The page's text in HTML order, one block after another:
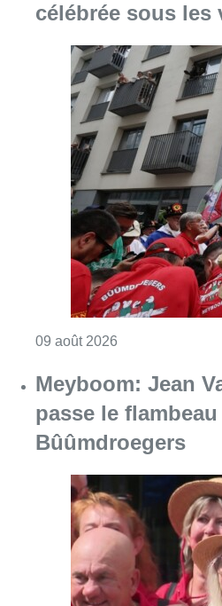
célébrée sous les
09 août 2026
Meyboom: Jean
passe le
Bûûmdroegers